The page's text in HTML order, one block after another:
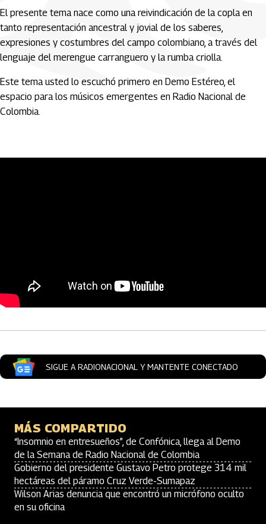
El presente tema nace como una reivindicación de la copla en
tanto representación ancestral y jovial de los saberes,
expresiones y costumbres del campo colombiano, a través del
lenguaje del merengue carranguero y la rumba criolla.
Este tema usted lo escuchó primero en Demo Estéreo, el
espacio para los músicos emergentes en Radio Nacional de
Colombia.
Artículos Player
SIGUE A RADIONACIONAL Y MANTENTE CONECTADO
MÁS COMPARTIDO
“Insomnio en entresueños”, de Confónica, llega al Demo
de la Semana de Radio Nacional de Colombia
Gobierno del presidente Gustavo Petro protege 314 mil
hectáreas del páramo Cruz Verde-Sumapaz
Wilson Arias denuncia que encontró un micrófono oculto
en su oficina